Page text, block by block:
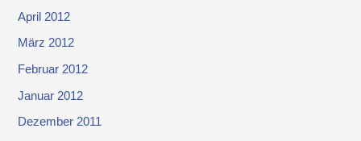
April 2012
März 2012
Februar 2012
Januar 2012
Dezember 2011